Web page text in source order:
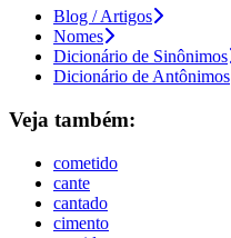
Blog / Artigos
Nomes
Dicionário de Sinônimos
Dicionário de Antônimos
Veja também:
cometido
cante
cantado
cimento